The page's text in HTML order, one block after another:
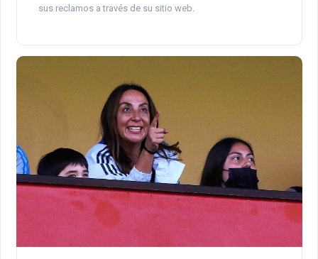
sus reclamos a través de su sitio web.